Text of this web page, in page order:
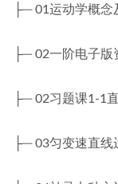
├─ 01运动学概念
├─ 02一阶电子版
├─ 02习题课1-1
├─ 03匀变速直线